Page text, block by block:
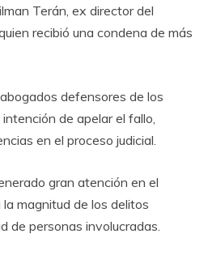
Terán, ex director del
recibió una condena de más
defensores de los
de apelar el fallo,
en el proceso judicial.
gran atención en el
magnitud de los delitos
de personas involucradas.